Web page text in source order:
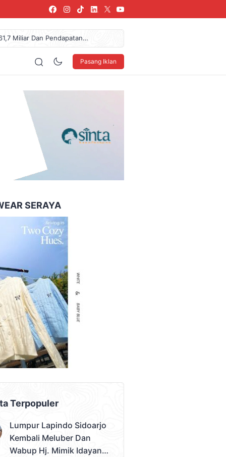
Miliar Dan Pendapatan
SPPG Karangturi
Donasi Rp36,57 Juta
Ke XXXV Di Makassar
Pasang Iklan
SERAYA
Terpopuler
Lumpur Lapindo Sidoarjo
Kembali Meluber Dan
Wabup Hj. Mimik Idayana